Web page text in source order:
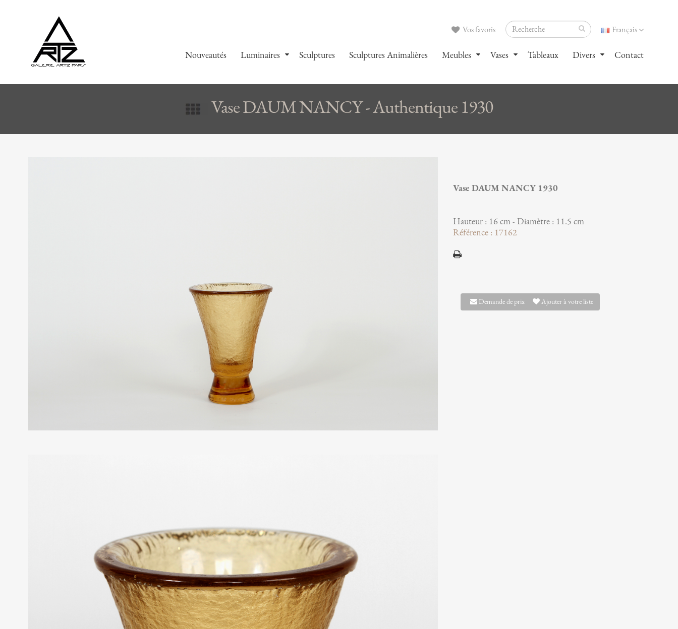
Français
Vos favoris
Nouveautés Luminaires Sculptures Sculptures Animalières Meubles Vases Tableaux Divers Contact
Vase DAUM NANCY - Authentique 1930
Vase DAUM NANCY 1930
Hauteur : 16 cm - Diamètre : 11.5 cm
Référence : 17162
Demande de prix Ajouter à votre liste